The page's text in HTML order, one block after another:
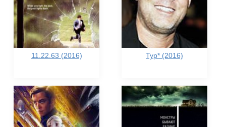
11.22.63 (2016) Тур* (2016)